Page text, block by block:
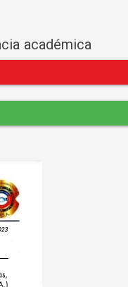
académica